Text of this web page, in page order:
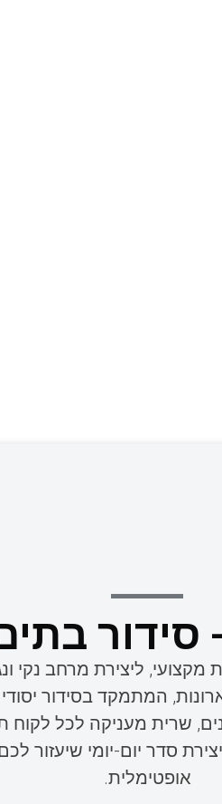
ליצירת מרחב נקי
המתמקד בסידור
שרית מעניקה לכל לקוח
סדר יום-יומי שיעזור
אופטימלית.